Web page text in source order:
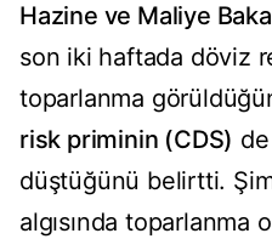
Hazine ve Maliye
son iki haftada döviz
toparlanma
risk priminin (CDS) de
düştüğünü belirtti.
algısında toparlanma